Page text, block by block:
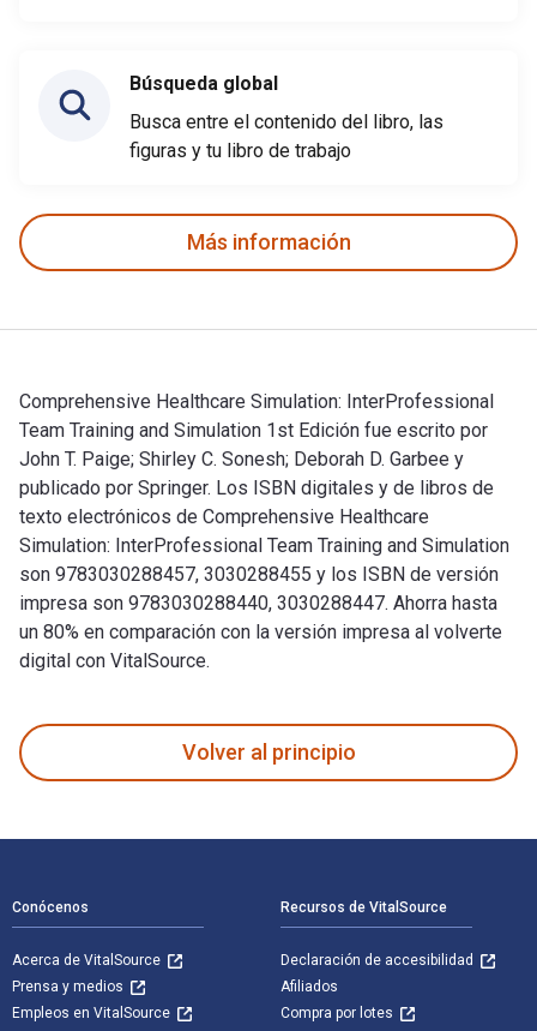
Búsqueda global
Busca entre el contenido del libro, las
figuras y tu libro de trabajo
Más información
Comprehensive Healthcare Simulation: InterProfessional
Team Training and Simulation 1st Edición fue escrito por
John T. Paige; Shirley C. Sonesh; Deborah D. Garbee y
publicado por Springer. Los ISBN digitales y de libros de
texto electrónicos de Comprehensive Healthcare
Simulation: InterProfessional Team Training and Simulation
son 9783030288457, 3030288455 y los ISBN de versión
impresa son 9783030288440, 3030288447. Ahorra hasta
un 80% en comparación con la versión impresa al volverte
digital con VitalSource.
Volver al principio
Conócenos
Acerca de VitalSource
Prensa y medios
Empleos en VitalSource
Recursos de VitalSource
Declaración de accesibilidad
Afiliados
Compra por lotes